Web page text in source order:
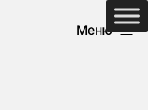
Меню